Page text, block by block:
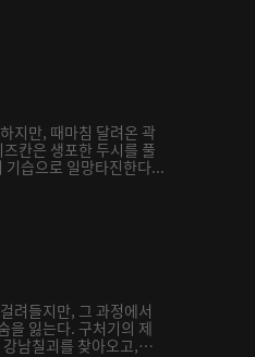
지만, 때마침 달려온 곽
칸은 생포한 두시를 풀
기습으로 일망타진한다...
려들지만, 그 과정에서
을 잃는다. 구처기의 제
남칠괴를 찾아오고,